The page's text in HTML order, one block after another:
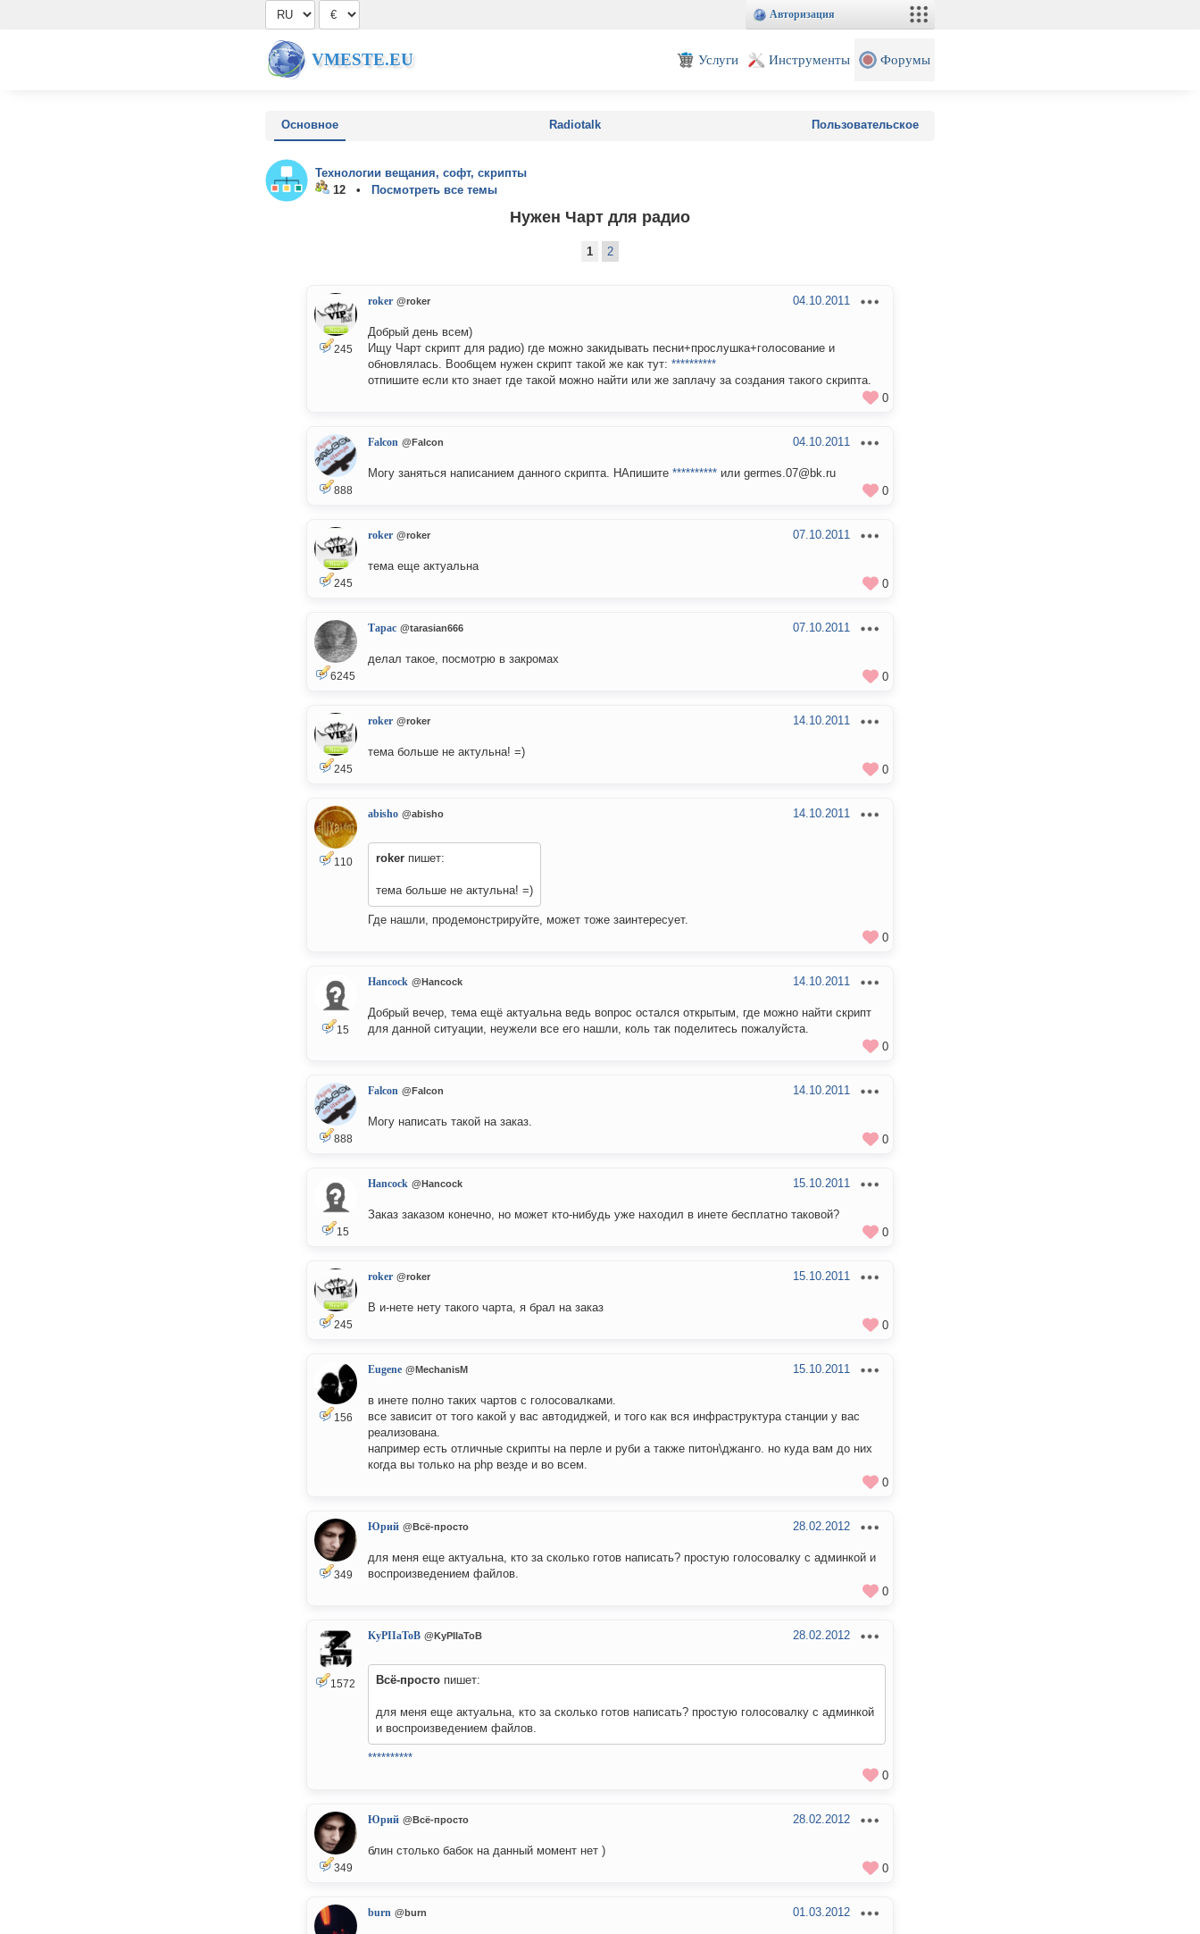
Авторизация
VMESTE.EU Услуги Инструменты Форумы
Основное Radiotalk Пользовательское
Технологии вещания, софт, скрипты
12 •
Посмотреть все темы
Нужен Чарт для радио
1 2
245
roker @roker 04.10.2011
Добрый день всем)
Ищу Чарт скрипт для радио) где можно закидывать песни+прослушка+голосование и
обновлялась. Вообщем нужен скрипт такой же как тут: **********
отпишите если кто знает где такой можно найти или же заплачу за создания такого скрипта.
0
888
Falcon @Falcon 04.10.2011
Могу заняться написанием данного скрипта. НАпишите ********** или germes.07@bk.ru
0
245
roker @roker 07.10.2011
тема еще актуальна
0
6245
Тарас @tarasian666 07.10.2011
делал такое, посмотрю в закромах
0
245
roker @roker 14.10.2011
тема больше не актульна! =)
0
110
abisho @abisho 14.10.2011
roker пишет:
тема больше не актульна! =)
Где нашли, продемонстрируйте, может тоже заинтересует.
0
15
Hancock @Hancock 14.10.2011
Добрый вечер, тема ещё актуальна ведь вопрос остался открытым, где можно найти скрипт
для данной ситуации, неужели все его нашли, коль так поделитесь пожалуйста.
0
888
Falcon @Falcon 14.10.2011
Могу написать такой на заказ.
0
15
Hancock @Hancock 15.10.2011
Заказ заказом конечно, но может кто-нибудь уже находил в инете бесплатно таковой?
0
245
roker @roker 15.10.2011
В и-нете нету такого чарта, я брал на заказ
0
156
Eugene @MechanisM 15.10.2011
в инете полно таких чартов с голосовалками.
все зависит от того какой у вас автодиджей, и того как вся инфраструктура станции у вас
реализована.
например есть отличные скрипты на перле и руби а также питон\джанго. но куда вам до них
когда вы только на php везде и во всем.
0
349
Юрий @Всё-просто 28.02.2012
для меня еще актуальна, кто за сколько готов написать? простую голосовалку с админкой и
воспроизведением файлов.
0
1572
KyPIIaToB @KyPIIaToB 28.02.2012
Всё-просто пишет:
для меня еще актуальна, кто за сколько готов написать? простую голосовалку с админкой
и воспроизведением файлов.
**********
0
349
Юрий @Всё-просто 28.02.2012
блин столько бабок на данный момент нет )
0
burn @burn 01.03.2012